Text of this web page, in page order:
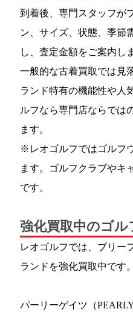
到着後、専門スタッフが
ン、サイズ、状態、季節
し、査定金額をご案内し
一般的な古着買取では見
ランド特有の機能性や人
ルフなら専門店ならでは
ます。
※レオゴルフではゴルフ
ます。ゴルフクラブやキ
です。
強化買取中のゴ
レオゴルフでは、ブリー
ランドを強化買取中です。
パーリーゲイツ（PEARLY